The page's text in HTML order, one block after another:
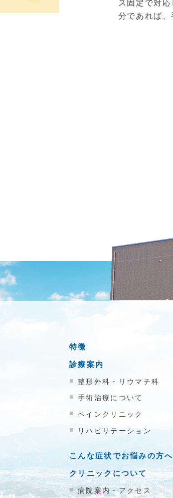
ス固定で対
分であれば、
特徴
診療案内
整形外科・リウマチ科
手術治療について
ペインクリニック
リハビリテーション
こんな症状でお悩みの方へ
クリニックについて
病院案内・アクセス